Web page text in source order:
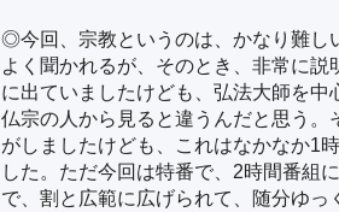
◎今回、宗教というのは、かなり難し
よく聞かれるが、そのとき、非常に
に出ていましたけども、弘法大師を
仏宗の人から見ると違うんだと思う
がしましたけども、これはなかなか1
した。ただ今回は特番で、2時間番組
で、割と広範に広げられて、随分ゆ